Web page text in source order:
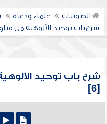
الصوتيات علماء ودعاة
شرح باب توحيد الألوهية من
شرح باب توحيد
[6]